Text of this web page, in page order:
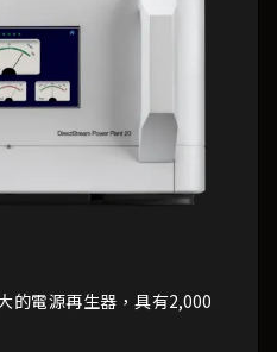
的電源再生器，具有2,000